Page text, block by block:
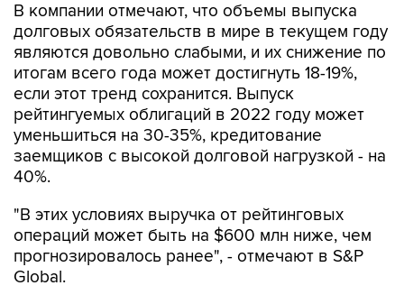
В компании отмечают, что объемы выпуска
долговых обязательств в мире в текущем году
являются довольно слабыми, и их снижение по
итогам всего года может достигнуть 18-19%,
если этот тренд сохранится. Выпуск
рейтингуемых облигаций в 2022 году может
уменьшиться на 30-35%, кредитование
заемщиков с высокой долговой нагрузкой - на
40%.
"В этих условиях выручка от рейтинговых
операций может быть на $600 млн ниже, чем
прогнозировалось ранее", - отмечают в S&P
Global.